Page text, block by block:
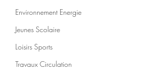
Environnement Energie
Jeunes Scolaire
Loisirs Sports
Travaux Circulation